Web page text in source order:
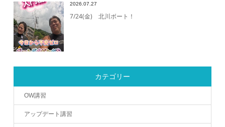
2026.07.27
7/24(金) 北川ボート！
カテゴリー
OW講習
アップデート講習